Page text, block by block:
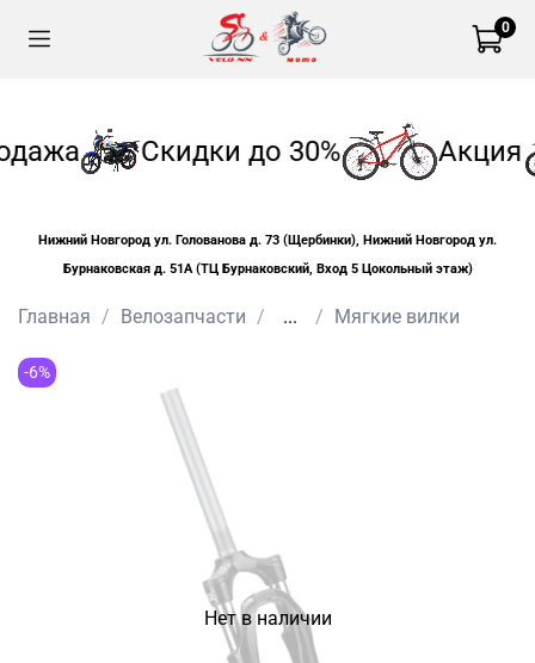
0
Скидки до 30% Акция
Нижний Новгород ул. Голованова д. 73 (Щербинки), Нижний Новгород ул.
Бурнаковская д. 51А (ТЦ Бурнаковский, Вход 5 Цокольный этаж)
Главная Велозапчасти ... Мягкие вилки
Нет в наличии
-6%